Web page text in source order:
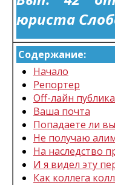
юриста
Содержание:
Начало
Репортер
Off-лайн
Ваша почта
Попадаете ли
Не получаю
На наследство
И я видел эту
Как коллега